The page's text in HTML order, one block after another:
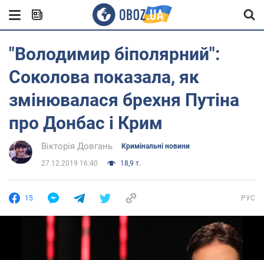
"Володимир біполярний":
Соколова показала, як
змінювалася брехня Путіна
про Донбас і Крим
Вікторія Довгань Кримінальні новини
27.12.2019 16:40 18,9 т.
15 РУС